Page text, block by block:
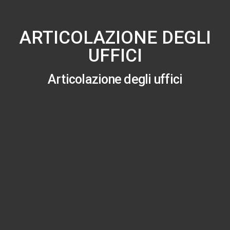
ARTICOLAZIONE DEGLI
UFFICI
Articolazione degli uffici